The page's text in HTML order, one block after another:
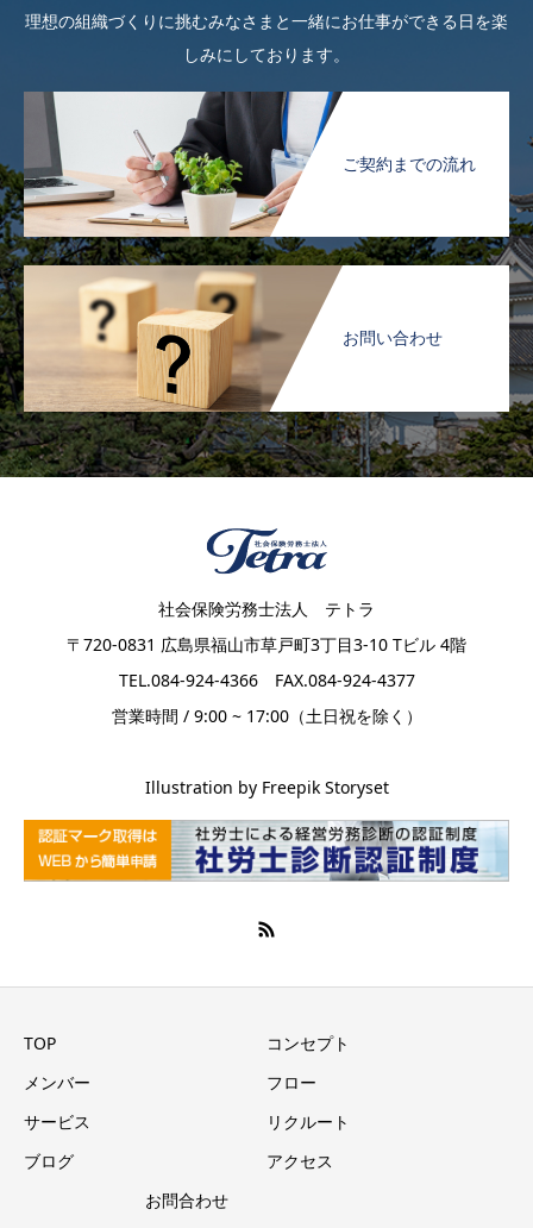
理想の組織づくりに挑むみなさまと一緒にお仕事ができる日を楽
しみにしております。
ご契約までの流れ
お問い合わせ
社会保険労務士法人 テトラ
〒720-0831 広島県福山市草戸町3丁目3-10 Tビル 4階
TEL.084-924-4366 FAX.084-924-4377
営業時間 / 9:00 ~ 17:00（土日祝を除く）
Illustration by Freepik Storyset
TOP
コンセプト
メンバー
フロー
サービス
リクルート
ブログ
アクセス
お問合わせ